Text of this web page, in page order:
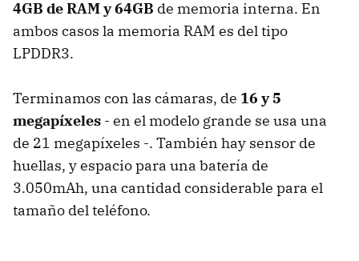
4GB de RAM y 64GB de memoria interna. En
ambos casos la memoria RAM es del tipo
LPDDR3.
Terminamos con las cámaras, de 16 y 5
megapíxeles - en el modelo grande se usa una
de 21 megapíxeles -. También hay sensor de
huellas, y espacio para una batería de
3.050mAh, una cantidad considerable para el
tamaño del teléfono.